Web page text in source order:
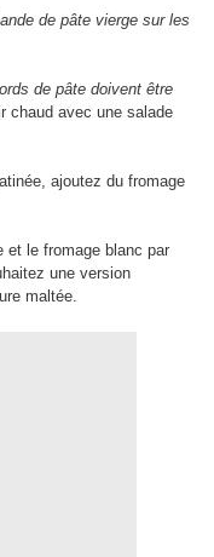
de pâte vierge sur les
de pâte doivent être
chaud avec une salade
ajoutez du fromage
et le fromage blanc par
une version
maltée.